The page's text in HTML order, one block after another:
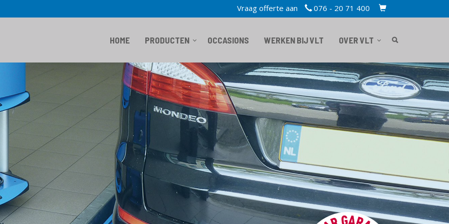
TOPBAR
Vraag offerte aan 076 - 20 71 400
CART
HOME PRODUCTEN OCCASIONS WERKEN BIJ VLT OVER VLT